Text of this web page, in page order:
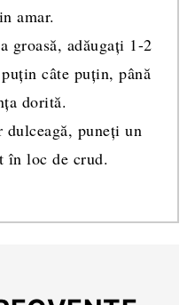
amar.
groasă, adăugați 1-2
câte puțin, până
dorită.
dulceagă, puneți un
în loc de crud.